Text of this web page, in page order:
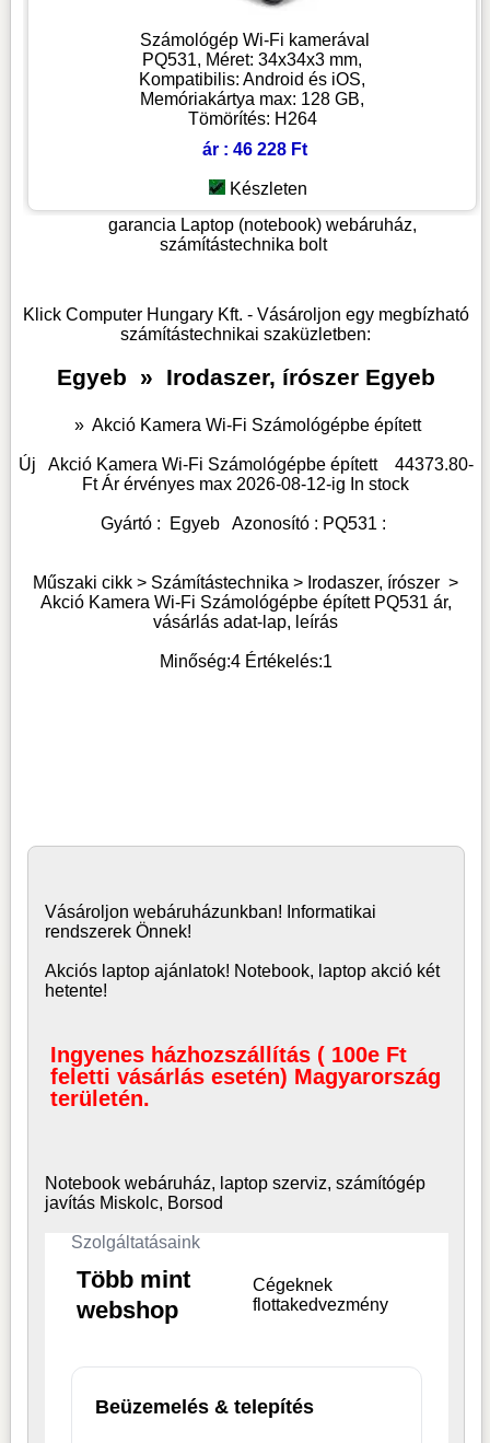
Számológép Wi-Fi kamerával
PQ531, Méret: 34x34x3 mm,
Kompatibilis: Android és iOS,
Memóriakártya max: 128 GB,
Tömörítés: H264
ár : 46 228 Ft
Készleten
garancia Laptop (notebook) webáruház,
számítástechnika bolt
Klick Computer Hungary Kft. - Vásároljon egy megbízható
számítástechnikai szaküzletben:
Egyeb » Irodaszer, írószer Egyeb
»Akció Kamera Wi-Fi Számológépbe épített
Új Akció Kamera Wi-Fi Számológépbe épített 44373.80-
Ft Ár érvényes max 2026-08-12-ig In stock
Gyártó : Egyeb Azonosító : PQ531 :
Műszaki cikk > Számítástechnika > Irodaszer, írószer >
Akció Kamera Wi-Fi Számológépbe épített PQ531 ár,
vásárlás adat-lap, leírás
Minőség:4Értékelés:1
Vásároljon webáruházunkban! Informatikai
rendszerek Önnek!
Akciós laptop ajánlatok! Notebook, laptop akció két
hetente!
Ingyenes házhozszállítás ( 100e Ft
feletti vásárlás esetén) Magyarország
területén.
Notebook webáruház, laptop szerviz, számítógép
javítás Miskolc, Borsod
Szolgáltatásaink
Több mint
webshop
Cégeknek
flottakedvezmény
Beüzemelés & telepítés